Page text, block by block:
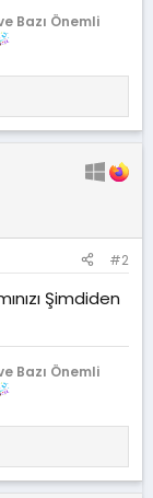
Bazı Önemli
#2
Şimdiden
Bazı Önemli